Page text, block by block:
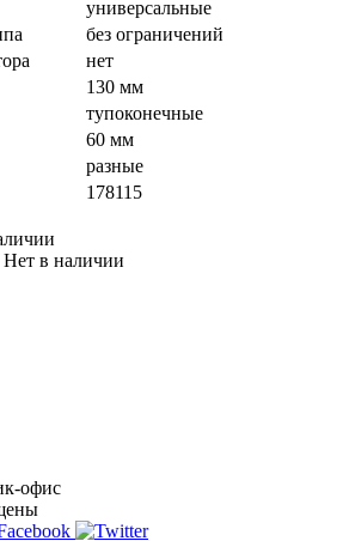
универсальные
без ограничений
нет
130 мм
тупоконечные
60 мм
разные
178115
Нет в наличии
офис